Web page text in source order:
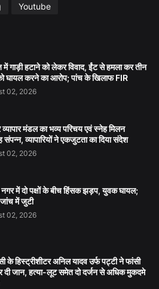
Youtube
गाड़ी हटाने को लेकर विवाद, ईंट से हमला कर तीन
घायल करने का आरोप; पांच के खिलाफ FIR
02, 2026
व्यापार मंडल का भव्य परिचय एवं स्नेह मिलन
संपन्न, व्यापारियों ने एकजुटता का दिया संदेश
02, 2026
में दो पक्षों के बीच हिंसक झड़प, युवक घायल;
में जुटी
02, 2026
के हिस्ट्रीशीटर अनिल यादव उर्फ पट्टी ने फांसी
दी जान, हत्या-लूट समेत दो दर्जन से अधिक मुकदमे